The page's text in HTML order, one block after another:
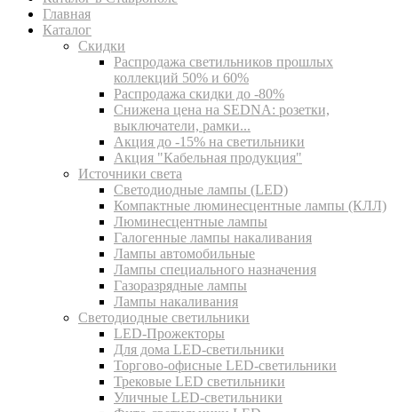
Главная
Каталог
Скидки
Распродажа светильников прошлых
коллекций 50% и 60%
Распродажа скидки до -80%
Cнижена цена на SEDNA: розетки,
выключатели, рамки...
Акция до -15% на светильники
Акция "Кабельная продукция"
Источники света
Светодиодные лампы (LED)
Компактные люминесцентные лампы (КЛЛ)
Люминесцентные лампы
Галогенные лампы накаливания
Лампы автомобильные
Лампы специального назначения
Газоразрядные лампы
Лампы накаливания
Светодиодные светильники
LED-Прожекторы
Для дома LED-светильники
Торгово-офисные LED-светильники
Трековые LED светильники
Уличные LED-светильники